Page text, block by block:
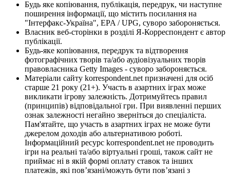
Будь яке копіювання, публікація, передрук, чи наступне
поширення інформації, що містить посилання на
"Інтерфакс-Україна", EPA / UPG, суворо забороняється.
Власник веб-сторінки в розділі Я-Корреспондент є автор
публікації.
Будь-яке копіювання, передрук та відтворення
фотографічних творів та/або аудіовізуальних творів
правовласника Getty Images - суворо забороняється.
Матеріали сайту korrespondent.net призначені для осіб
старше 21 року (21+). Участь в азартних іграх може
викликати ігрову залежність. Дотримуйтесь правил
(принципів) відповідальної гри. При виявленні перших
ознак залежності негайно зверніться до спеціаліста.
Пам'ятайте, що участь в азартних іграх не може бути
джерелом доходів або альтернативою роботі.
Інформаційний ресурс korrespondent.net не проводить
ігри на реальні та/або віртуальні гроші, також сайт не
приймає ні в якій формі оплату ставок та інших
платежів, які пов’язані/можуть бути пов’язані з